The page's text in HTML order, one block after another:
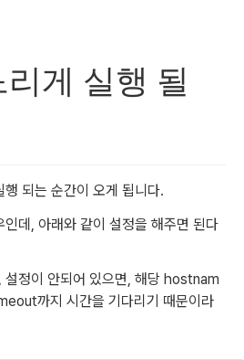
게 실행 될
되는 순간이 오게 됩니다.
데, 아래와 같이 설정을 해주면 된다
정이 안되어 있으면, 해당 hostnam
까지 시간을 기다리기 때문이라